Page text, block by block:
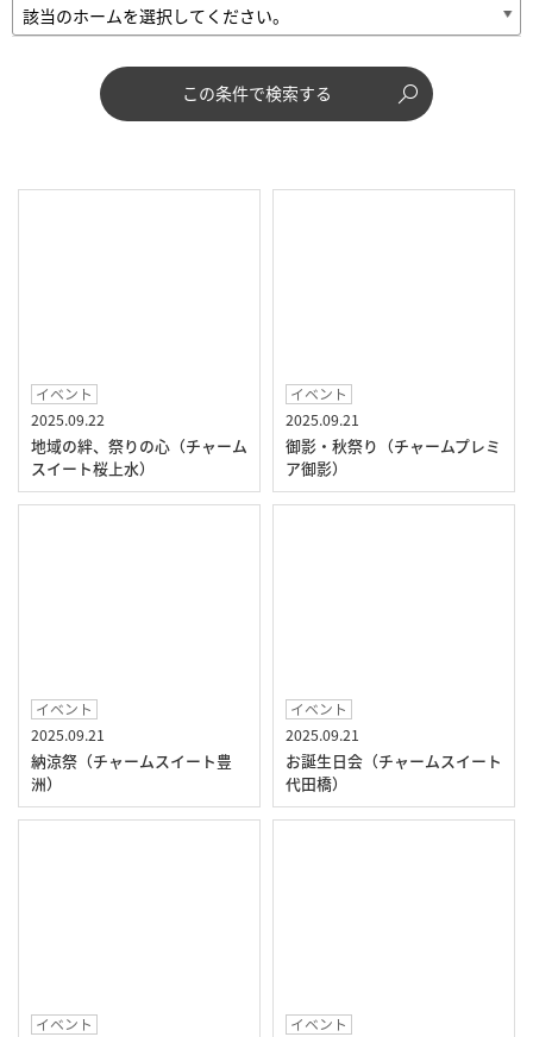
この条件で検索する
イベント
2025.09.22
地域の絆、祭りの心（チャーム
スイート桜上水）
イベント
2025.09.21
御影・秋祭り（チャームプレミ
ア御影）
イベント
2025.09.21
納涼祭（チャームスイート豊
洲）
イベント
2025.09.21
お誕生日会（チャームスイート
代田橋）
イベント
イベント